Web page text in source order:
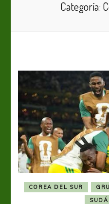
Categoría:
COREA DEL SUR